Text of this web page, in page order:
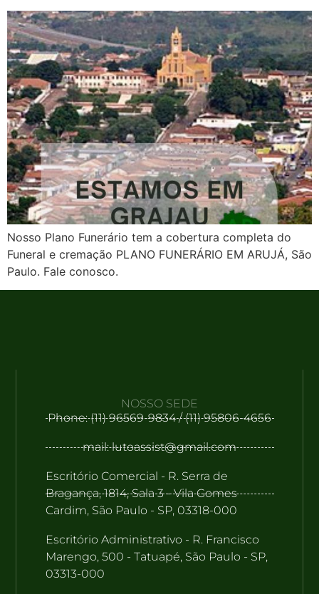
Nosso Plano Funerário tem a cobertura completa do
Funeral e cremação PLANO FUNERÁRIO EM ARUJÁ, São
Paulo. Fale conosco.
NOSSO SEDE
Phone: (11) 96569-9834 / (11) 95806-4656
mail: lutoassist@gmail.com
Escritório Comercial - R. Serra de
Bragança, 1814, Sala 3 - Vila Gomes
Cardim, São Paulo - SP, 03318-000
Escritório Administrativo - R. Francisco
Marengo, 500 - Tatuapé, São Paulo - SP,
03313-000